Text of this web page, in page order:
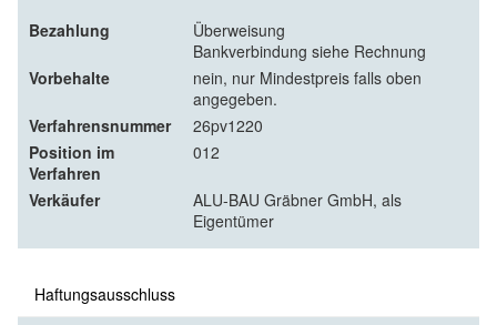
Bezahlung
Überweisung
Bankverbindung siehe Rechnung
Vorbehalte
nein, nur Mindestpreis falls oben
angegeben.
Verfahrensnummer
26pv1220
Position im
Verfahren
012
Verkäufer
ALU-BAU Gräbner GmbH, als
Eigentümer
Haftungsausschluss